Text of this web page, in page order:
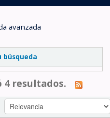
avanzada
búsqueda
4 resultados.